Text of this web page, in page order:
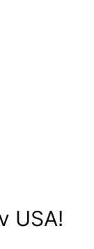
USA!